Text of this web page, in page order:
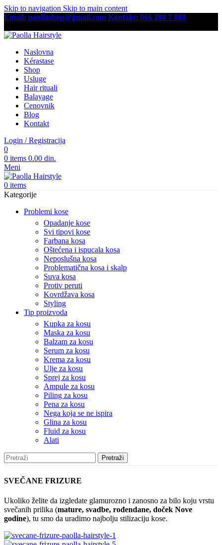
Skip to navigation Skip to main content
Email: paollashop@gmail.com Kontakt: 066 288 7 888
Naslovna
Kérastase
Shop
Usluge
Hair rituali
Balayage
Cenovnik
Blog
Kontakt
Login / Registracija
0
0 items 0.00 din.
Meni
0 items
Kategorije
Problemi kose
Opadanje kose
Svi tipovi kose
Farbana kosa
Oštećena i ispucala kosa
Neposlušna kosa
Problematična kosa i skalp
Suva kosa
Protiv peruti
Kovrdžava kosa
Styling
Tip proizvoda
Kupka za kosu
Maska za kosu
Balzam za kosu
Serum za kosu
Krema za kosu
Ulje za kosu
Sprej za kosu
Ampule za kosu
Piling za kosu
Pena za kosu
Nega koja se ne ispira
Glina za kosu
Fluid za kosu
Alati
Pretraži
SVEČANE FRIZURE
Ukoliko želite da izgledate glamurozno i zanosno za bilo koju vrstu
svečanih prilika (mature, svadbe, rođendane, doček Nove
godine), tu smo da uradimo najbolju stilizaciju kose.